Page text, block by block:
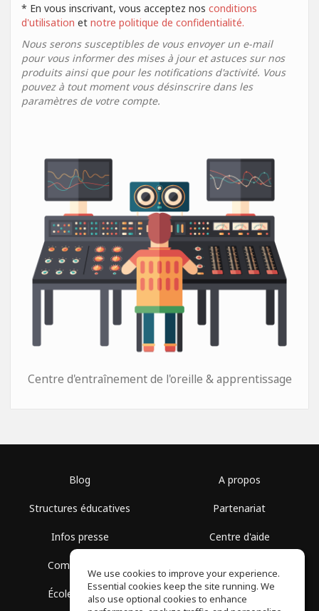
* En vous inscrivant, vous acceptez nos conditions
d'utilisation et notre politique de confidentialité.
Nous serons susceptibles de vous envoyer un e-mail
pour vous informer des mises à jour et astuces sur nos
produits ainsi que pour les notifications d'activité. Vous
pouvez à tout moment vous désinscrire dans les
paramètres de votre compte.
Centre d'entraînement de l'oreille & apprentissage
Blog
Structures éducatives
Infos presse
Communauté
École gratuite
A propos
Partenariat
Centre d'aide
Politique de confidentialité
We use cookies to improve your experience.
Essential cookies keep the site running. We
also use optional cookies to enhance